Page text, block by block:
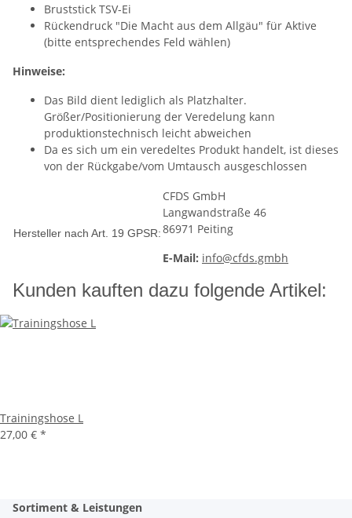
Bruststick TSV-Ei
Rückendruck "Die Macht aus dem Allgäu" für Aktive
(bitte entsprechendes Feld wählen)
Hinweise:
Das Bild dient lediglich als Platzhalter.
Größer/Positionierung der Veredelung kann
produktionstechnisch leicht abweichen
Da es sich um ein veredeltes Produkt handelt, ist dieses
von der Rückgabe/vom Umtausch ausgeschlossen
Hersteller nach Art. 19 GPSR:
CFDS GmbH
Langwandstraße 46
86971 Peiting
E-Mail: info@cfds.gmbh
Kunden kauften dazu folgende Artikel:
Trainingshose L
27,00 € *
Sortiment & Leistungen